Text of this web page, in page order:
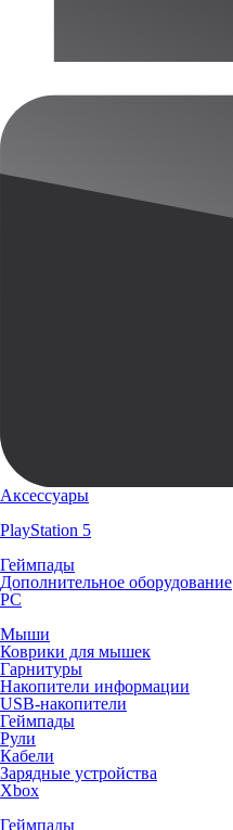
Аксессуары
PlayStation 5
Геймпады
Дополнительное оборудование
PC
Мыши
Коврики для мышек
Гарнитуры
Накопители информации
USB-накопители
Геймпады
Рули
Кабели
Зарядные устройства
Xbox
Геймпады